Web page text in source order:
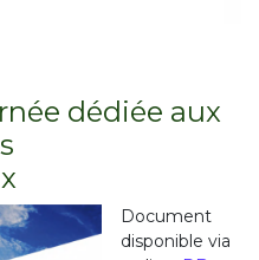
dédiée aux
Document
disponible via